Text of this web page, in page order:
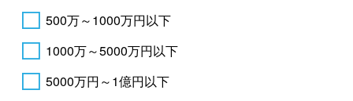
500万～1000万円以下
1000万～5000万円以下
5000万円～1億円以下